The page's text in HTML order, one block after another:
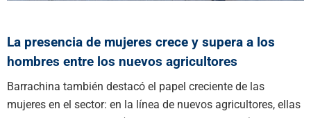
La presencia de mujeres crece y supera a los
hombres entre los nuevos agricultores
Barrachina también destacó el papel creciente de las
mujeres en el sector: en la línea de nuevos agricultores, ellas